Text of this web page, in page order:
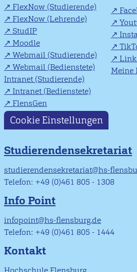
FlexNow (Studierende)
FlexNow (Lehrende)
StudIP
Moodle
Webmail (Studierende)
Webmail (Bedienstete)
Intranet (Studierende)
Intranet (Bedienstete)
FlensGen
Meine
Cookie Einstellungen
Studierendensekretariat
studierendensekretariat@hs-
Telefon: +49 (0)461 805 - 1308
Info Point
infopoint@hs-flensburg.de
Telefon: +49 (0)461 805 - 1444
Kontakt